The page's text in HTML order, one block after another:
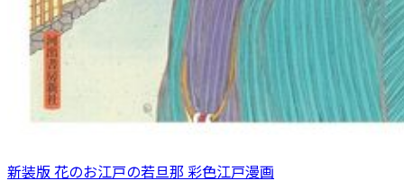
新装版 花のお江戸の若旦那 彩色江戸漫画